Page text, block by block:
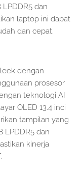
LPDDR5 dan
laptop ini dapat
dan cepat.
dengan
prosesor
teknologi AI
OLED 13.4 inci
tampilan yang
LPDDR5 dan
kinerja